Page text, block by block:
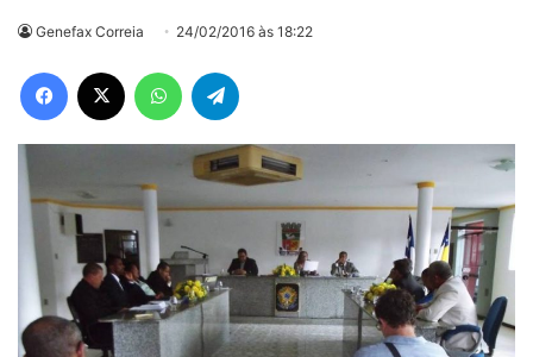
Genefax Correia 24/02/2016 às 18:22
Facebook WhatsApp